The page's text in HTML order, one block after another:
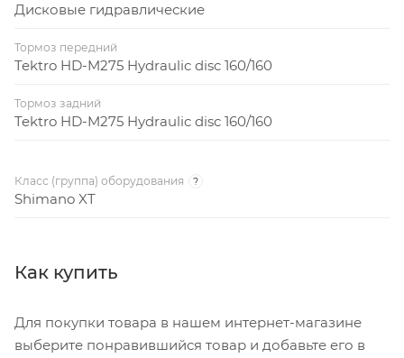
Дисковые гидравлические
Тормоз передний
Tektro HD-M275 Hydraulic disc 160/160
Тормоз задний
Tektro HD-M275 Hydraulic disc 160/160
Класс (группа) оборудования ?
Shimano XT
Как купить
Для покупки товара в нашем интернет-магазине
выберите понравившийся товар и добавьте его в